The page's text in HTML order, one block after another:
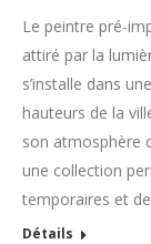
Le peintre pré-
attiré par la
s’installe dans
hauteurs de la
son atmosphère
une collection
temporaires et
Détails